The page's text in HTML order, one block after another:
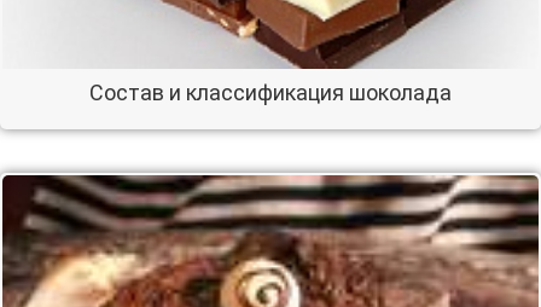
Состав и классификация шоколада